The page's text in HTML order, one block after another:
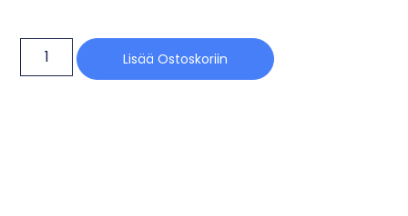
Lisää Ostoskoriin